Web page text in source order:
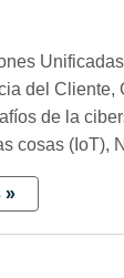
del Cliente,
de la
cosas (IoT),
»